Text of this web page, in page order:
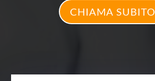
CHIAMA SUBITO